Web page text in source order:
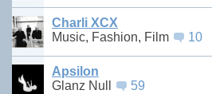
Charli XCX
Music, Fashion, Film
10
Apsilon
Glanz Null
59